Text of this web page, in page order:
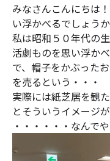
みなさんこんにちは
い浮かべるでしょう
私は昭和５０年代の
活劇ものを思い浮かべ
で、帽子をかぶった
を売るという・・・
実際には紙芝居を観
とそういうイメージ
・・・・・・なんで